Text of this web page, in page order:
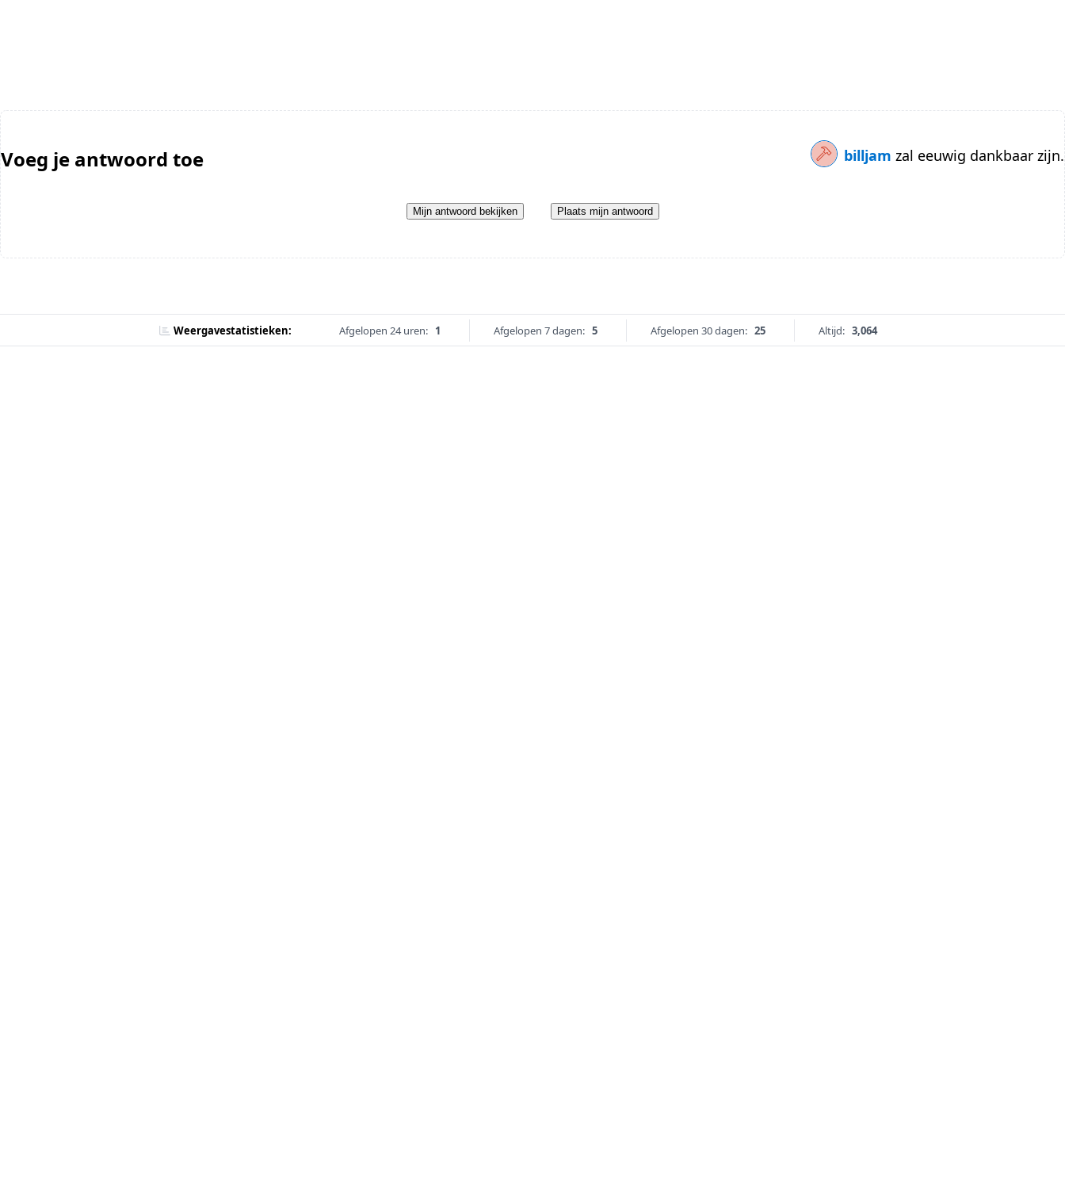
Voeg je antwoord toe billjam zal eeuwig dankbaar zijn.
Mijn antwoord bekijken Plaats mijn antwoord
Weergavestatistieken: Afgelopen 24 uren: 1 Afgelopen 7 dagen: 5 Afgelopen 30 dagen: 25 Altijd: 3,064